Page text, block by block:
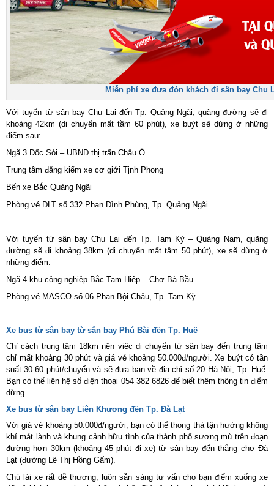
Miễn phí xe đưa đón khách đi sân bay Chu
Với tuyến từ sân bay Chu Lai đến Tp. Quảng Ngãi, quãng đường sẽ đi
khoảng 42km (di chuyển mất tầm 60 phút), xe buýt sẽ dừng ở những
điểm sau:
Ngã 3 Dốc Sỏi – UBND thị trấn Châu Ổ
Trung tâm đăng kiểm xe cơ giới Tịnh Phong
Bến xe Bắc Quảng Ngãi
Phòng vé DLT số 332 Phan Đình Phùng, Tp. Quảng Ngãi.
Với tuyến từ sân bay Chu Lai đến Tp. Tam Kỳ – Quảng Nam, quãng
đường sẽ đi khoảng 38km (di chuyển mất tầm 50 phút), xe sẽ dừng ở
những điểm:
Ngã 4 khu công nghiệp Bắc Tam Hiệp – Chợ Bà Bầu
Phòng vé MASCO số 06 Phan Bội Châu, Tp. Tam Kỳ.
Xe bus từ sân bay từ sân bay Phú Bài đến Tp. Huế
Chỉ cách trung tâm 18km nên việc di chuyển từ sân bay đến trung tâm
chỉ mất khoảng 30 phút và giá vé khoảng 50.000đ/người. Xe buýt có tần
suất 30-60 phút/chuyến và sẽ đưa bạn về địa chỉ số 20 Hà Nội, Tp. Huế.
Bạn có thể liên hệ số điện thoại 054 382 6826 để biết thêm thông tin điểm
dừng.
Xe bus từ sân bay Liên Khương đến Tp. Đà Lạt
Với giá vé khoảng 50.000đ/người, bạn có thể thong thả tận hưởng không
khí mát lành và khung cảnh hữu tình của thành phố sương mù trên đoạn
đường hơn 30km (khoảng 45 phút đi xe) từ sân bay đến thẳng chợ Đà
Lạt (đường Lê Thị Hồng Gấm).
Chú lái xe rất dễ thương, luôn sẵn sàng tư vấn cho bạn điểm xuống xe